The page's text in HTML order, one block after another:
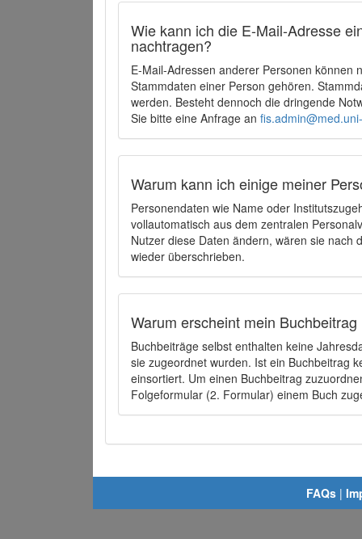
Wie kann ich die E-Mail-Adresse
nachtragen?
E-Mail-Adressen anderer Personen können
Stammdaten einer Person gehören.
werden. Besteht dennoch die dringende
Sie bitte eine Anfrage an
Warum kann ich einige meiner
Personendaten wie Name oder
vollautomatisch aus dem zentralen
Nutzer diese Daten ändern, wären sie
wieder überschrieben.
Warum erscheint mein
Buchbeiträge selbst enthalten keine
sie zugeordnet wurden. Ist ein Buchbeitrag
einsortiert. Um einen Buchbeitrag
Folgeformular (2. Formular) einem Buch
FAQs |